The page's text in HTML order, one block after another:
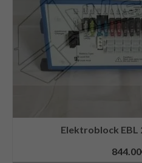
Elektroblock EBL
844.00